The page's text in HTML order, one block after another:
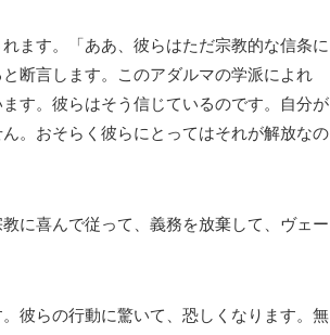
ます。「ああ、彼らはただ宗教的な信条に
断言します。このアダルマの学派によれ
す。彼らはそう信じているのです。自分が
。おそらく彼らにとってはそれが解放なの
に喜んで従って、義務を放棄して、ヴェー
彼らの行動に驚いて、恐しくなります。無